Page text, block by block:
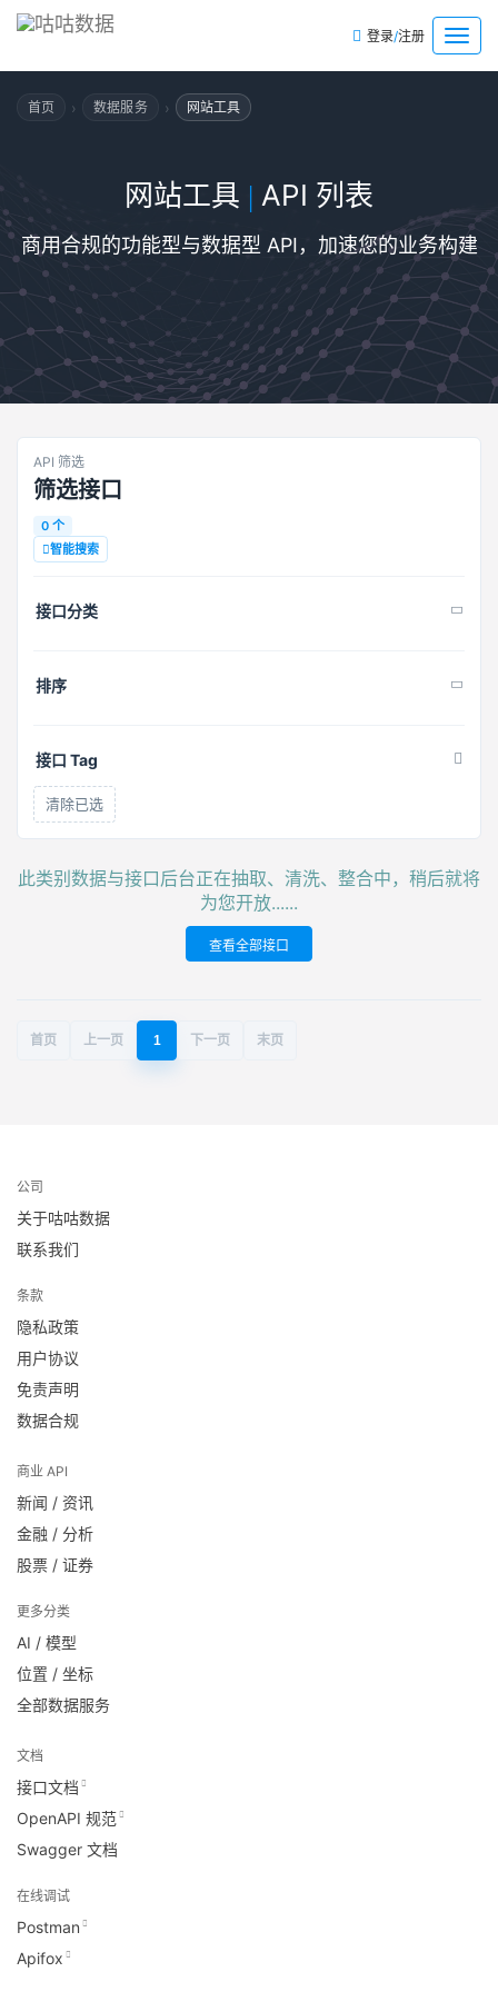
菜
单
登录/注册
首页 › 数据服务 › 网站工具
网站工具 | API 列表
商用合规的功能型与数据型 API，加速您的业务构建
API 筛选
筛选接口
0 个
智能搜索
接口分类
排序
接口 Tag
清除已选
此类别数据与接口后台正在抽取、清洗、整合中，稍后就将
为您开放......
查看全部接口
首页 上一页 1 下一页 末页
公司
关于咕咕数据
联系我们
条款
隐私政策
用户协议
免责声明
数据合规
商业 API
新闻 / 资讯
金融 / 分析
股票 / 证券
更多分类
AI / 模型
位置 / 坐标
全部数据服务
文档
接口文档
OpenAPI 规范
Swagger 文档
在线调试
Postman
Apifox